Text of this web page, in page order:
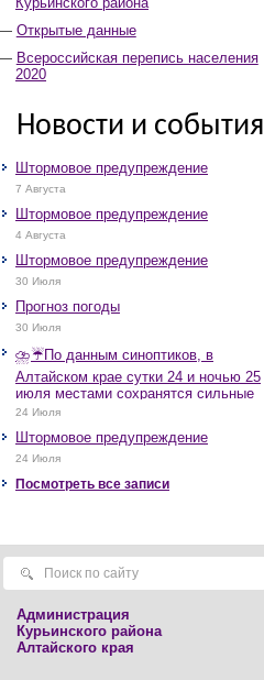
Открытые данные
Всероссийская перепись населения
2020
Новости и события
Штормовое предупреждение
7 Августа
Штормовое предупреждение
4 Августа
Штормовое предупреждение
30 Июля
Прогноз погоды
30 Июля
⛈️☔️По данным синоптиков, в
Алтайском крае сутки 24 и ночью 25
июля местами сохранятся сильные
дожди, грозы, при грозах очень
крупный град, шквалистое усиление
ветра до 17-22 м/с, местами порывы
25 м/с и более.
24 Июля
Штормовое предупреждение
24 Июля
Посмотреть все записи
Администрация
Курьинского района
Алтайского края